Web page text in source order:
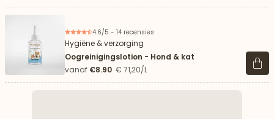
4.6/5 - 14 recensies
Hygiëne & verzorging
Oogreinigingslotion - Hond & kat
vanaf €8.90 € 71,20/L